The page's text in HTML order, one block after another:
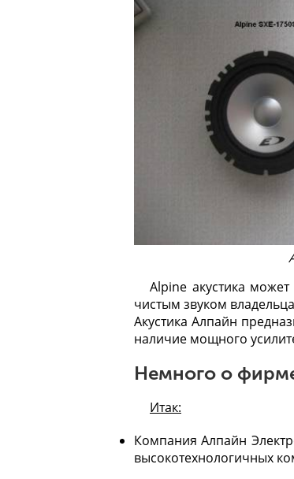
Alpine акустика
чистым звуком
Акустика Алпайн
наличие мощного
Немного о
Итак:
Компания Алпайн
высокотехнологичных